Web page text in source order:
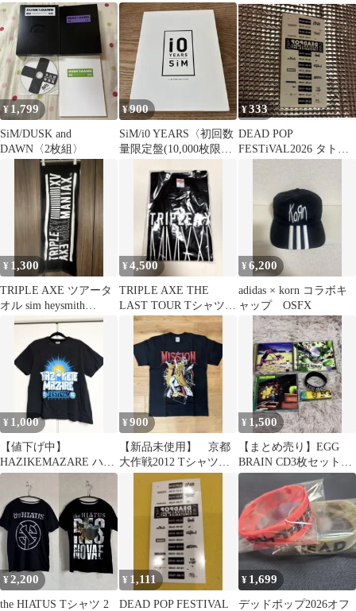
キャディバッグ付
¥ 1,799
SiM/DUSK and
DAWN〈2枚組〉
¥900
SiM/i0 YEARS〈初回数
量限定盤(10,000枚限
¥333
DEAD POP
FESTiVAL2026 タトゥ
¥ 1,300
TRIPLE AXE ツアータ
オル sim heysmith
coldrain
¥4,500
TRIPLE AXE THE
LAST TOUR Tシャツ L
サイズ
¥6,200
adidas × korn コラボキ
ャップ OSFX
¥ 1,000
【値下げ中】
HAZIKEMAZARE ハジ
マザ Tシャツ 黒 M バ
ンドT
¥900
【新品未使用】 京都
大作戦2012 Tシャツ S
¥ 1,500
【まとめ売り】EGG
BRAIN CD3枚セット＋
ラバーバンド2種＋ライ
ブタオル
¥2,200
the HIATUS Tシャツ 2
¥ 1,111
DEAD POP FESTIVAL
¥ 1,699
デッドポップ2026オフ